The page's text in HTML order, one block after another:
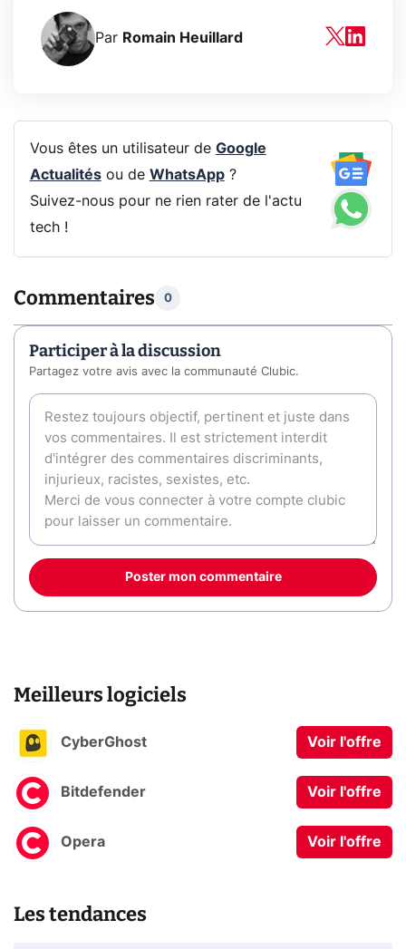
Par Romain Heuillard
Vous êtes un utilisateur de Google
Actualitésou de WhatsApp?
Suivez-nous pour ne rien rater de l'actu
tech !
Commentaires 0
Participer à la discussion
Partagez votre avis avec la communauté Clubic.
Poster mon commentaire
Meilleurs logiciels
CyberGhost Voir l'offre
Bitdefender Voir l'offre
Opera Voir l'offre
Les tendances